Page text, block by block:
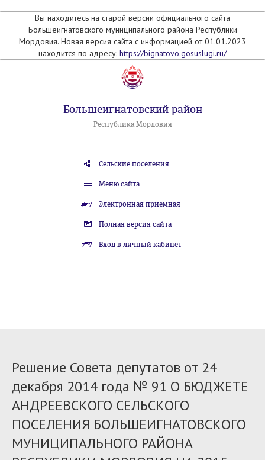
Вы находитесь на старой версии официального сайта
Большеигнатовского муниципального района Республики
Мордовия. Новая версия сайта с информацией от 01.01.2023
находится по адресу: https://bignatovo.gosuslugi.ru/
Большеигнатовский район
Республика Мордовия
Сельские поселения
Меню сайта
Электронная приемная
Полная версия сайта
Вход в личный кабинет
Решение Совета депутатов от 24
декабря 2014 года № 91 О БЮДЖЕТЕ
АНДРЕЕВСКОГО СЕЛЬСКОГО
ПОСЕЛЕНИЯ БОЛЬШЕИГНАТОВСКОГО
МУНИЦИПАЛЬНОГО РАЙОНА